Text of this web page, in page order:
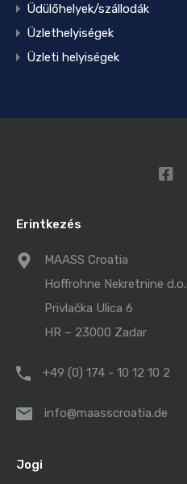
Üdülőhelyek/szállodák
Üzlethelyiségek
Üzleti helyiségek
Erintkezés
MAASS Croatia
Hoffrohne Nekretnine
Privlačka Ulica 6
HR – 23000 Zadar
+49 (0) 174 - 10 12 10 2
info@maasscroatia.de
Jogi